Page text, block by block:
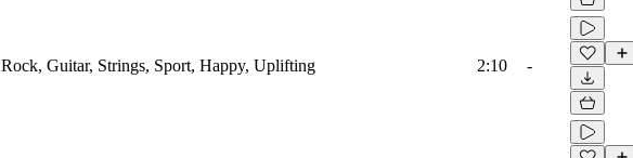
Rock, Guitar, Strings, Sport, Happy, Uplifting 2:10 -